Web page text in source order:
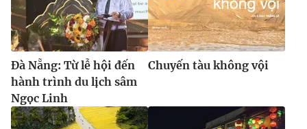
Đà Nẵng: Từ lễ hội đến
hành trình du lịch sâm
Ngọc Linh
Chuyến tàu không vội